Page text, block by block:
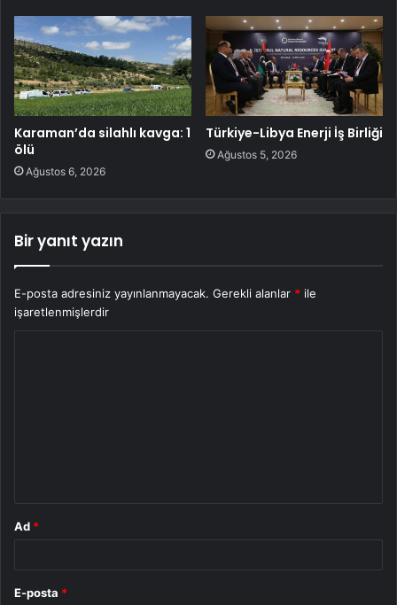
Karaman’da silahlı kavga: 1
ölü
Ağustos 6, 2026
Türkiye-Libya Enerji İş Birliği
Ağustos 5, 2026
Bir yanıt yazın
E-posta adresiniz yayınlanmayacak. Gerekli alanlar * ile
işaretlenmişlerdir
Ad *
E-posta *